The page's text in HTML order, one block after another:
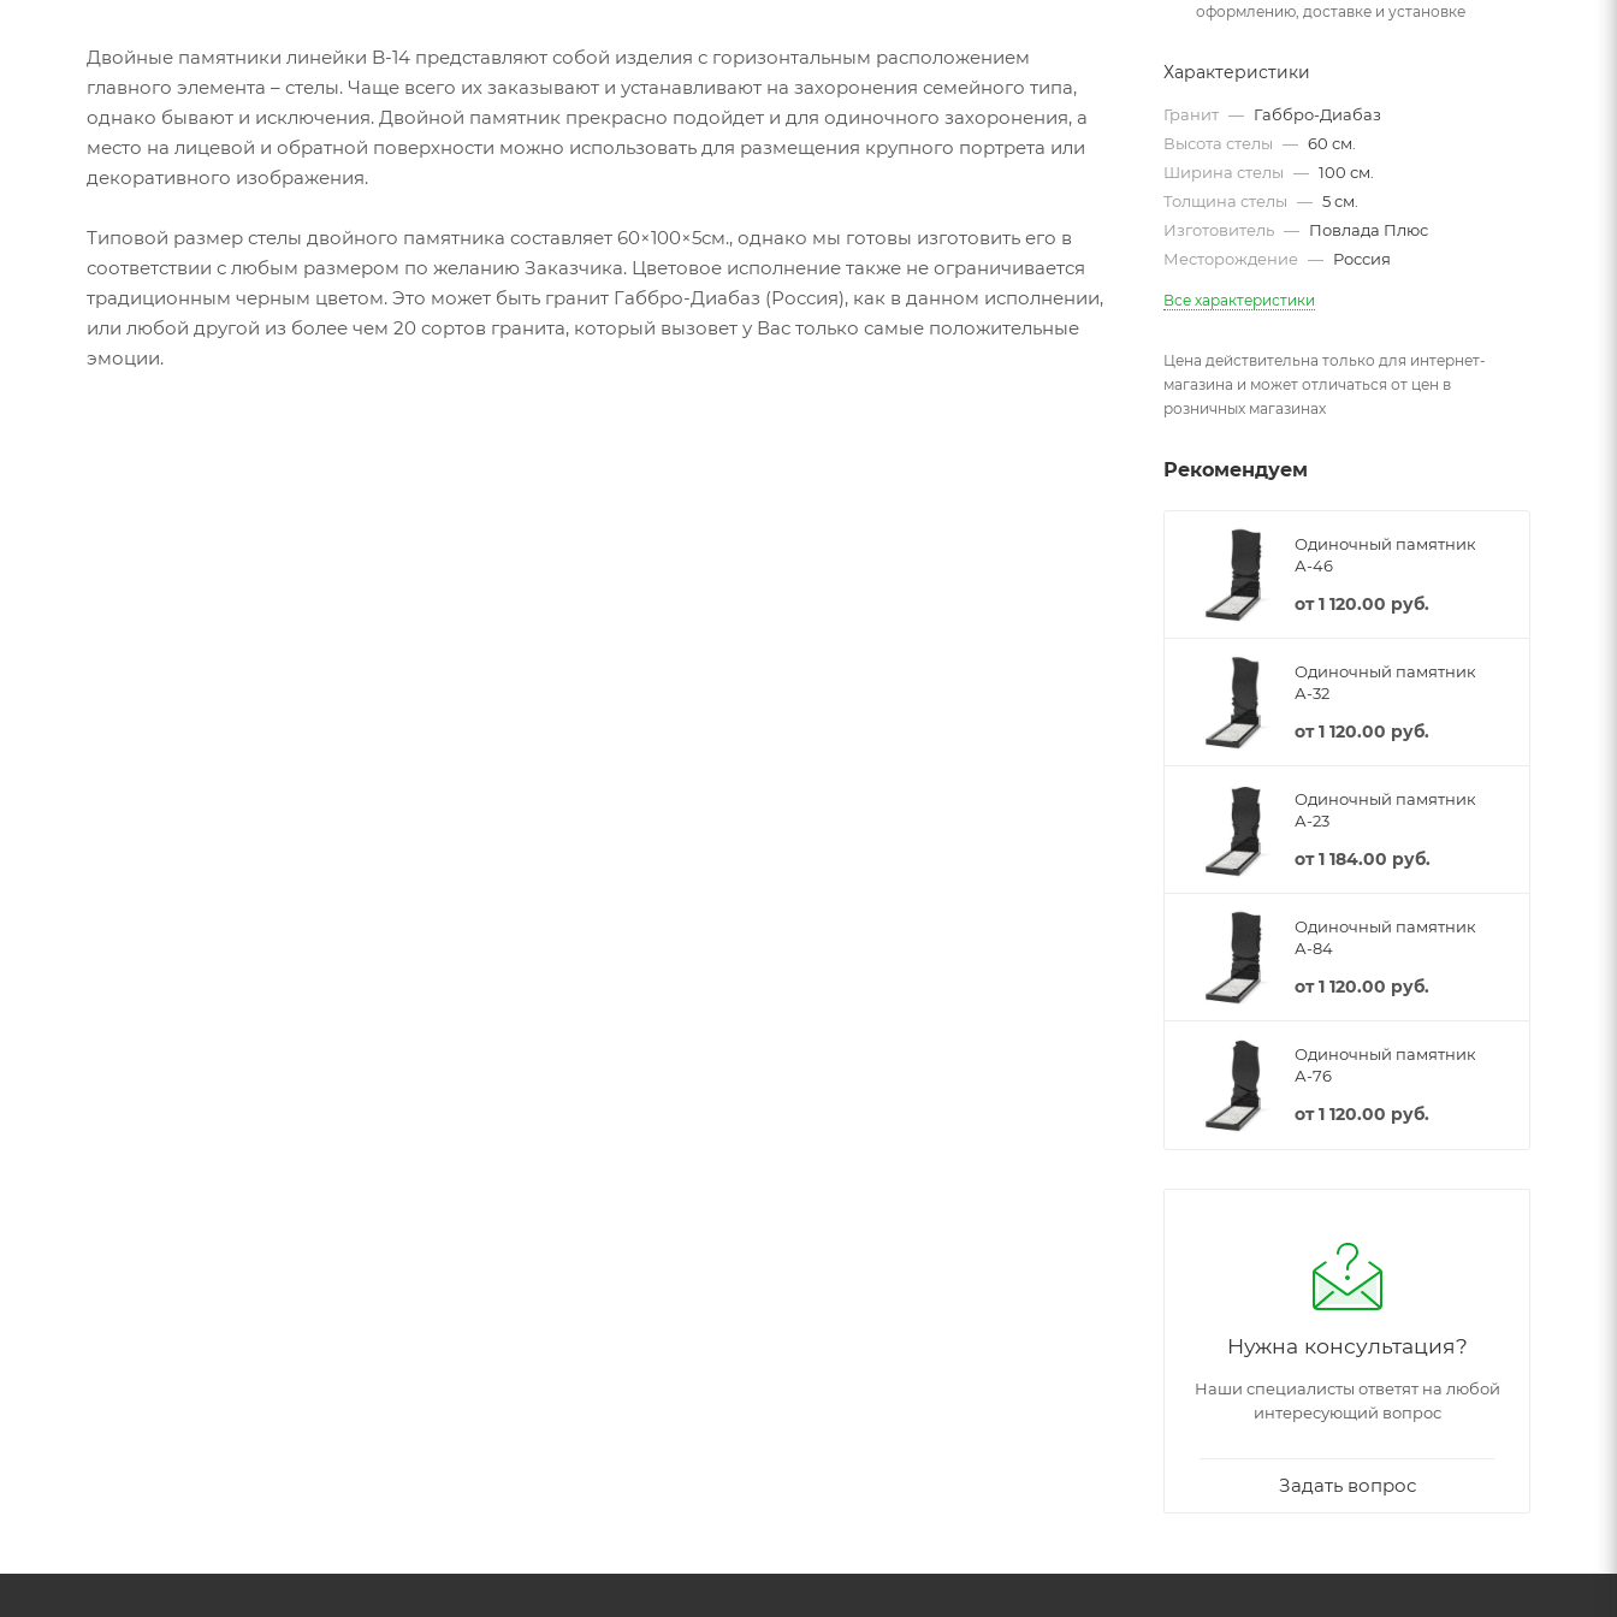
Двойные памятники линейки B-14 представляют собой изделия с горизонтальным расположением
главного элемента – стелы. Чаще всего их заказывают и устанавливают на захоронения семейного типа,
однако бывают и исключения. Двойной памятник прекрасно подойдет и для одиночного захоронения, а
место на лицевой и обратной поверхности можно использовать для размещения крупного портрета или
декоративного изображения.
Типовой размер стелы двойного памятника составляет 60×100×5см., однако мы готовы изготовить его в
соответствии с любым размером по желанию Заказчика. Цветовое исполнение также не ограничивается
традиционным черным цветом. Это может быть гранит Габбро-Диабаз (Россия), как в данном исполнении,
или любой другой из более чем 20 сортов гранита, который вызовет у Вас только самые положительные
эмоции.
оформлению, доставке и установке
Характеристики
Гранит — Габбро-Диабаз
Высота стелы — 60 см.
Ширина стелы — 100 см.
Толщина стелы — 5 см.
Изготовитель — Повлада Плюс
Месторождение — Россия
Все характеристики
Цена действительна только для интернет-
магазина и может отличаться от цен в
розничных магазинах
Рекомендуем
Одиночный памятник
А-46
от1 120.00 руб.
Одиночный памятник
А-32
от1 120.00 руб.
Одиночный памятник
А-23
от1 184.00 руб.
Одиночный памятник
А-84
от1 120.00 руб.
Одиночный памятник
А-76
от1 120.00 руб.
Нужна консультация?
Наши специалисты ответят на любой
интересующий вопрос
Задать вопрос